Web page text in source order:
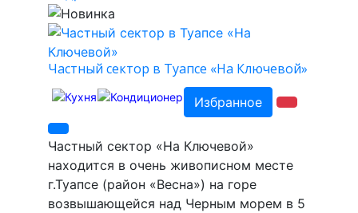
Частный сектор в Туапсе «На Ключевой»
Избранное
Частный сектор «На Ключевой»
находится в очень живописном месте
г.Туапсе (район «Весна») на горе
возвышающейся над Черным морем в 5